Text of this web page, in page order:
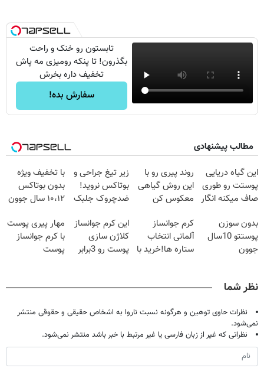
تابستون رو خنک و راحت
بگذرون! تا پنکه رومیزی مه پاش
تخفیف داره بخرش
سفارش بده!
مطالب پیشنهادی
این گیاه دریایی
پوستت رو طوری
صاف میکنه انگار
شدی🔥
روند پیری رو با
این روش گیاهی
معکوس کن
زیر تیغ جراحی و
بوتاکس نروید!
ضدچروک جلبک
با تخفیف ویژه
بدون بوتاکس
۱۰،۱۲ سال جوون
بدون سوزن
پوستتو 10سال
جوون
کرم جوانساز
آلمانی انتخاب
ستاره ها!خرید با
این کرم جوانساز
کلاژن سازی
پوست رو 3برابر
مهار پیری پوست
با کرم جوانساز
پوست
نظر شما
نظرات حاوی توهین و هرگونه نسبت ناروا به اشخاص حقیقی و حقوقی منتشر
نمی‌شود.
نظراتی که غیر از زبان فارسی یا غیر مرتبط با خبر باشد منتشر نمی‌شود.